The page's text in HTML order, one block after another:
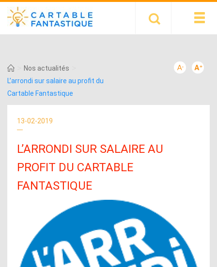
Nos actualités
L’arrondi sur salaire au profit du
Cartable Fantastique
13-02-2019
L’ARRONDI SUR SALAIRE AU
PROFIT DU CARTABLE
FANTASTIQUE